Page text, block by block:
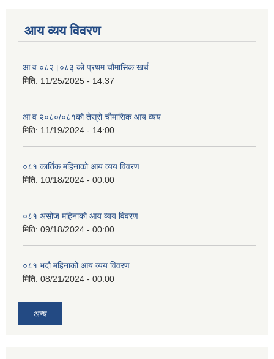
आय व्यय विवरण
आ व ०८२।०८३ को प्रथम चौमासिक खर्च
मिति: 11/25/2025 - 14:37
आ व २०८०/०८१को तेस्रो चौमासिक आय व्यय
मिति: 11/19/2024 - 14:00
०८१ कार्तिक महिनाको आय व्यय विवरण
मिति: 10/18/2024 - 00:00
०८१ असोज महिनाको आय व्यय विवरण
मिति: 09/18/2024 - 00:00
०८१ भदौ महिनाको आय व्यय विवरण
मिति: 08/21/2024 - 00:00
अन्य